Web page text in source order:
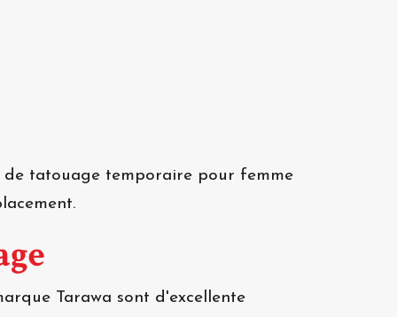
de tatouage temporaire pour femme
Tarawa sont d'excellente